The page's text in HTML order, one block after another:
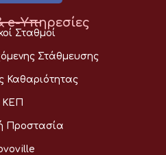
e-Υπηρεσίες
Σταθμοί
Στάθμευσης
Καθαριότητας
ΚΕΠ
Προστασία